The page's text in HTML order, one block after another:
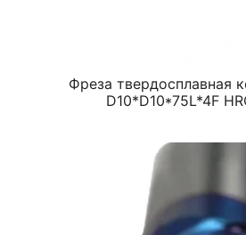
Фреза твердосплавная
D10*D10*75L*4F